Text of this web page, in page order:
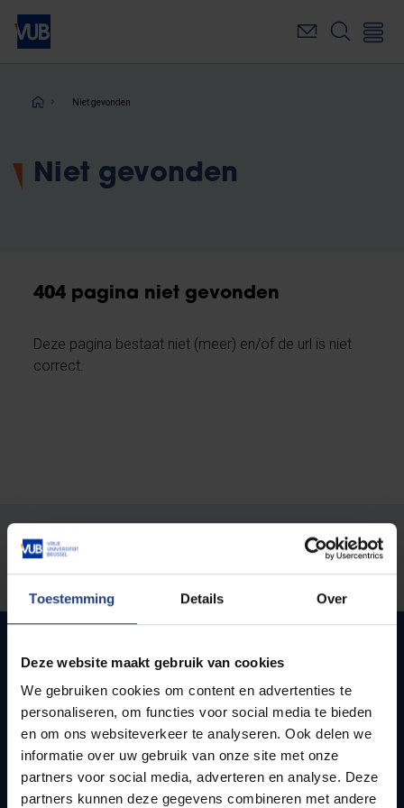
Toestemming Details Over
Deze website maakt gebruik van cookies
We gebruiken cookies om content en advertenties te
personaliseren, om functies voor social media te bieden
en om ons websiteverkeer te analyseren. Ook delen we
informatie over uw gebruik van onze site met onze
partners voor social media, adverteren en analyse. Deze
partners kunnen deze gegevens combineren met andere
Overslaan
naar
inhoudKruimelpad
Niet gevonden
Niet gevonden
404 pagina niet gevonden
Deze pagina bestaat niet (meer) en/of de url is niet
correct.
Laat het ons weten
Snel naar
Webmail
Jobs
Lesroosters
Bereikbaarheid